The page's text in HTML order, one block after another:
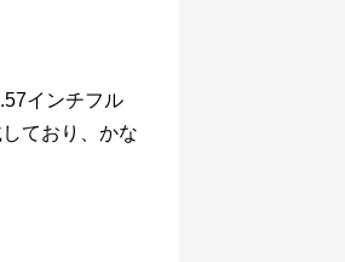
インチフル
ており、かな